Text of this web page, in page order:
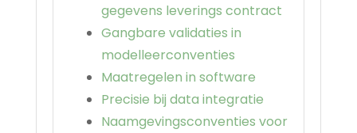
gegevens leverings contract
Gangbare validaties in
modelleerconventies
Maatregelen in software
Precisie bij data integratie
Naamgevingsconventies voor